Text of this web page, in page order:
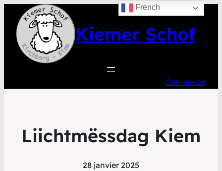
Kiemer Schof
Connexion
Liichtmëssdag Kiem
28 janvier 2025
French